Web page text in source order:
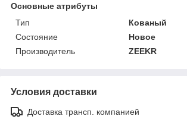
Основные атрибуты
Тип
Кованый
Состояние
Новое
Производитель
ZEEKR
Условия доставки
Доставка трансп. компанией